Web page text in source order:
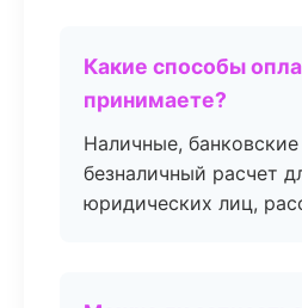
Какие способы
принимаете?
Наличные,
безналичный расчет
юридических лиц,